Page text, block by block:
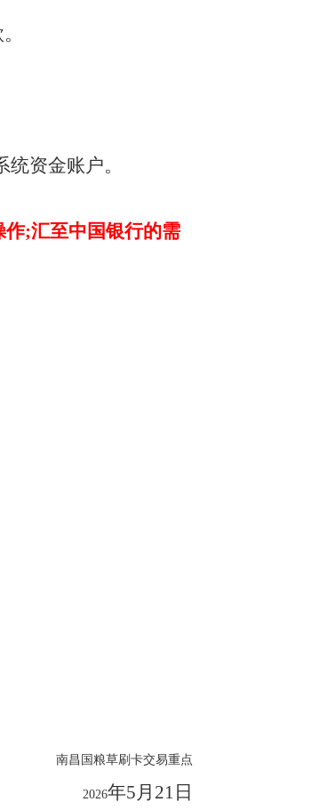
资金账户。
;汇至中国银行的需
南昌国粮草刷卡交易重点
2026年5月21日